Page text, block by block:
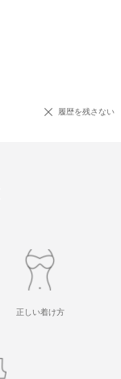
履歴を残さない
正しい着け方